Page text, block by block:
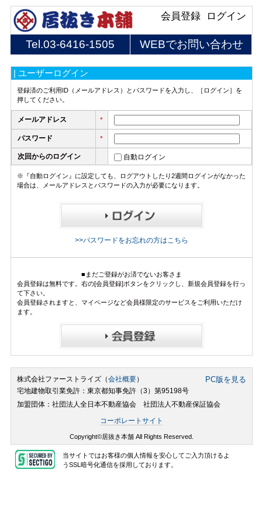
ログイン
会員登録
Tel.03-6416-1505 WEBでお問い合わせ
| ユーザーログイン
登録済のご利用ID（メールアドレス）とパスワードを入力し、［ログイン］を
押してください。
メールアドレス *
パスワード *
次回からのログイン 自動ログイン
※『自動ログイン』に設定しても、ログアウトしたり2週間ログインがなかった
場合は、メールアドレスとパスワードの入力が必要になります。
>>パスワードをお忘れの方はこちら
■まだご登録がお済でないお客さま
会員登録は無料です。右の[会員登録]ボタンをクリックし、新規会員登録を行っ
て下さい。
会員登録されますと、マイページなど会員様限定のサービスをご利用いただけ
ます。
株式会社ファーストライズ（会社概要） PC版を見る
宅地建物取引業免許：東京都知事免許（3）第95198号
加盟団体：社団法人全日本不動産協会 社団法人不動産保証協会
コーポレートサイト
Copyright©居抜き本舗 All Rights Reserved.
当サイトではお客様の個人情報を安心してご入力頂けるよ
うSSL暗号化通信を採用しております。